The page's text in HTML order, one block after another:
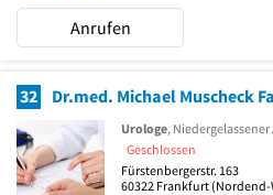
Anrufen
32 Dr.med. Michael Muscheck
Urologe,
Geschlossen
Fürstenbergerstr. 163
60322 Frankfurt (Nordend-